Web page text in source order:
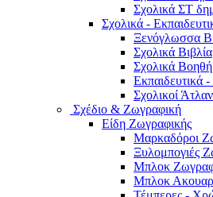
Σχολικά ΣΤ
Σχολικά -
Ξενόγλωσσα
Σχολικά Βιβλία
Σχολικά
Εκπαιδευτικά
Σχολικοί
Σχέδιο & Ζωγραφική
Είδη Ζωγραφικής
Μαρκαδόροι
Ξυλομπογιές
Μπλοκ
Μπλοκ